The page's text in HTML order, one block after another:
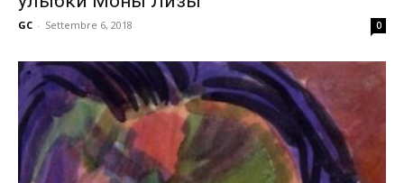
GC - Settembre 6, 2018 0